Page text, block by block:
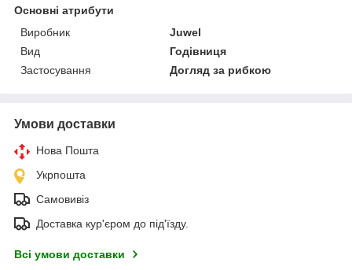
Основні атрибути
Виробник
Juwel
Вид
Годівниця
Застосування
Догляд за рибкою
Умови доставки
Нова Пошта
Укрпошта
Самовивіз
Доставка кур'єром до під'їзду.
Всі умови доставки